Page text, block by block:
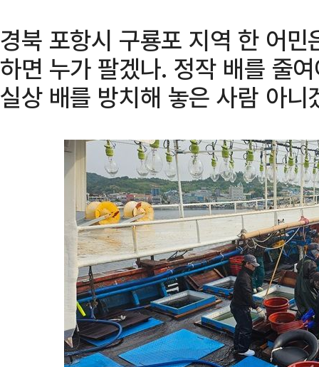
경북 포항시 구룡포 지역 한 어
하면 누가 팔겠나. 정작 배를 줄
실상 배를 방치해 놓은 사람 아니